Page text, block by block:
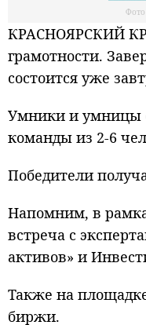
КРАСНОЯРСКИЙ
грамотности.
состоится уже
Умники и умницы
команды из 2-6
Победители
Напомним, в
встреча с
активов» и
Также на
биржи.